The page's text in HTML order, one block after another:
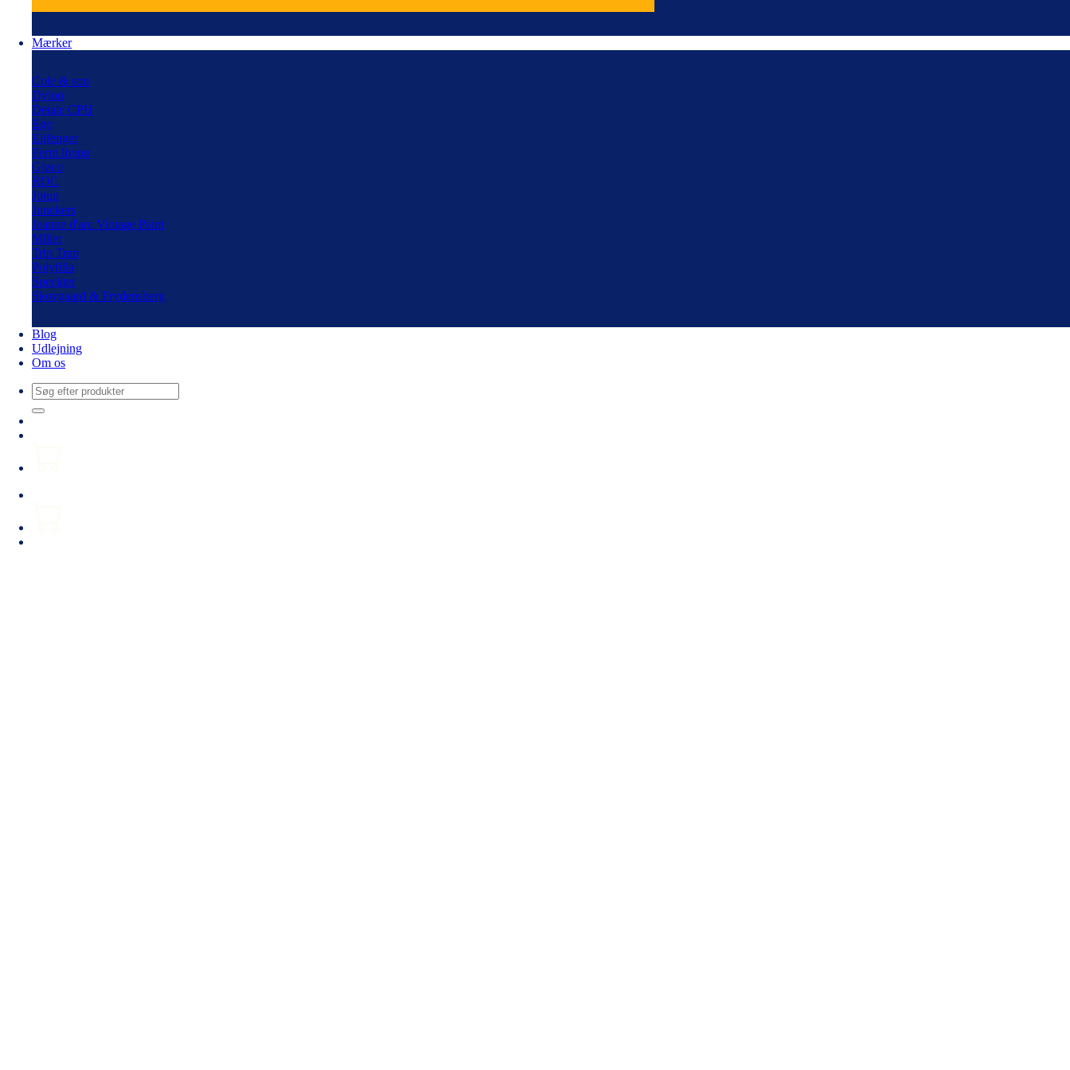
Mærker
Cole & son
Dylon
Detale CPH
Ege
Eijfenger
Ferm living
Gjøco
ROC
Jotun
Junckers
Jeanne d'arc Vintage Paint
Miller
Trip Trap
Polyfilla
Speckter
Skovgaard & Frydensberg
Blog
Udlejning
Om os
Søg
efter: